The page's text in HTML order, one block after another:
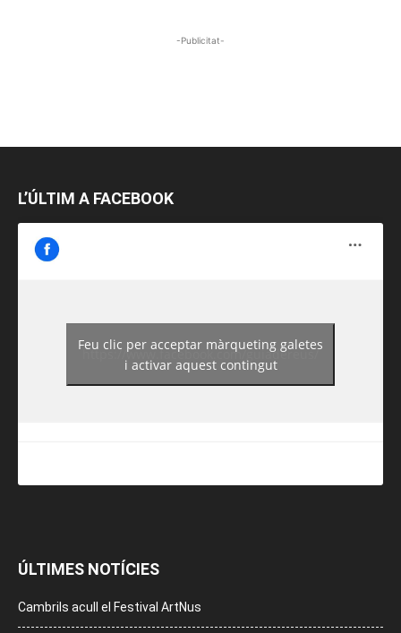
-Publicitat-
L’ÚLTIM A FACEBOOK
https://www.facebook.com/guiadereus/
Feu clic per acceptar màrqueting galetes
i activar aquest contingut
ÚLTIMES NOTÍCIES
Cambrils acull el Festival ArtNus